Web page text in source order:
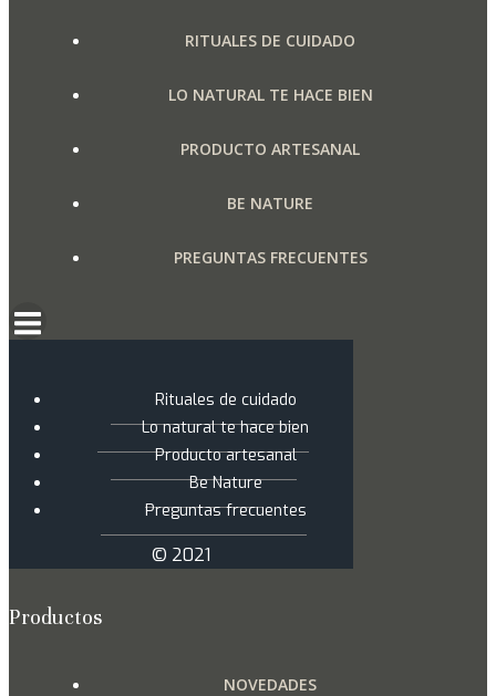
pueden
en
página
producto
RITUALES DE CUIDADO
LO NATURAL TE HACE BIEN
PRODUCTO ARTESANAL
BE NATURE
PREGUNTAS FRECUENTES
Rituales de cuidado
Lo natural te hace bien
Producto artesanal
Be Nature
Preguntas frecuentes
© 2021
Productos
NOVEDADES